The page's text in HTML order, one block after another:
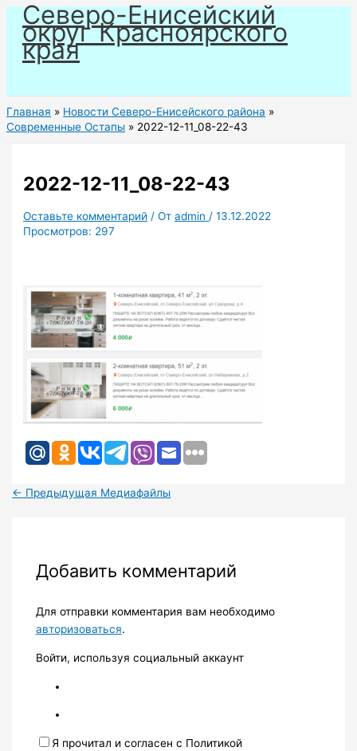
Перейти
содержимому
Северо-Енисейский
округ Красноярского
края
Главная
Новости Северо-Енисейского района
Современные Остапы
2022-12-11_08-22-43
2022-12-11_08-22-43
Оставьте комментарий / Отadmin /13.12.2022
Просмотров: 297
← Предыдущая Медиафайлы
Добавить комментарий
Для отправки комментария вам необходимо
авторизоваться.
Войти, используя социальный аккаунт
Я прочитал и согласен с Политикой